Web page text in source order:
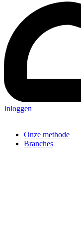
Inloggen
Onze methode
Branches